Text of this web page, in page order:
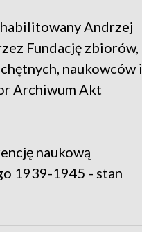
Andrzej
Fundację zbiorów,
naukowców i
Archiwum Akt
naukową
1939-1945 - stan